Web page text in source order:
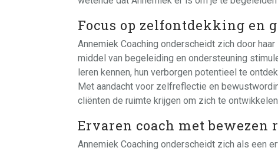
Focus op zelfontdekking en
Annemiek Coaching onderscheidt zich door
middel van begeleiding en ondersteuning
leren kennen, hun verborgen potentieel te
Met aandacht voor zelfreflectie en
cliënten de ruimte krijgen om zich te
Ervaren coach met bewezen
Annemiek Coaching onderscheidt zich als een